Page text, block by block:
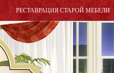
РЕСТАВРАЦИЯ СТАРОЙ МЕБЕЛИ